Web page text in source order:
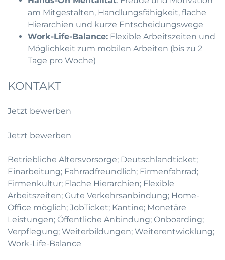
am Mitgestalten, Handlungsfähigkeit, flache
Hierarchien und kurze Entscheidungswege
Work-Life-Balance: Flexible Arbeitszeiten und
Möglichkeit zum mobilen Arbeiten (bis zu 2
Tage pro Woche)
KONTAKT
Jetzt bewerben
Jetzt bewerben
Betriebliche Altersvorsorge; Deutschlandticket;
Einarbeitung; Fahrradfreundlich; Firmenfahrrad;
Firmenkultur; Flache Hierarchien; Flexible
Arbeitszeiten; Gute Verkehrsanbindung; Home-
Office möglich; JobTicket; Kantine; Monetäre
Leistungen; Öffentliche Anbindung; Onboarding;
Verpflegung; Weiterbildungen; Weiterentwicklung;
Work-Life-Balance